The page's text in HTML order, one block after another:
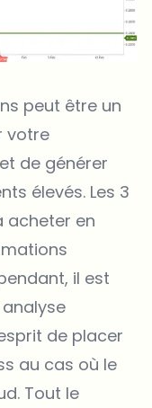
peut être un
votre
de générer
élevés. Les 3
acheter en
il est
de placer
au cas où le
Tout le